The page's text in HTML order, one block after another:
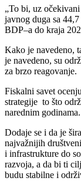
„To bi, uz
javnog duga sa
BDP‒a do kraja
Kako je navedeno,
je navedeno, su
za brzo reagovanje.
Fiskalni savet
strategije to što
narednim godinama.
Dodaje se i da je
najvažnijih
i infrastrukture do
razvoja, a da bi ti
budu stabilne i